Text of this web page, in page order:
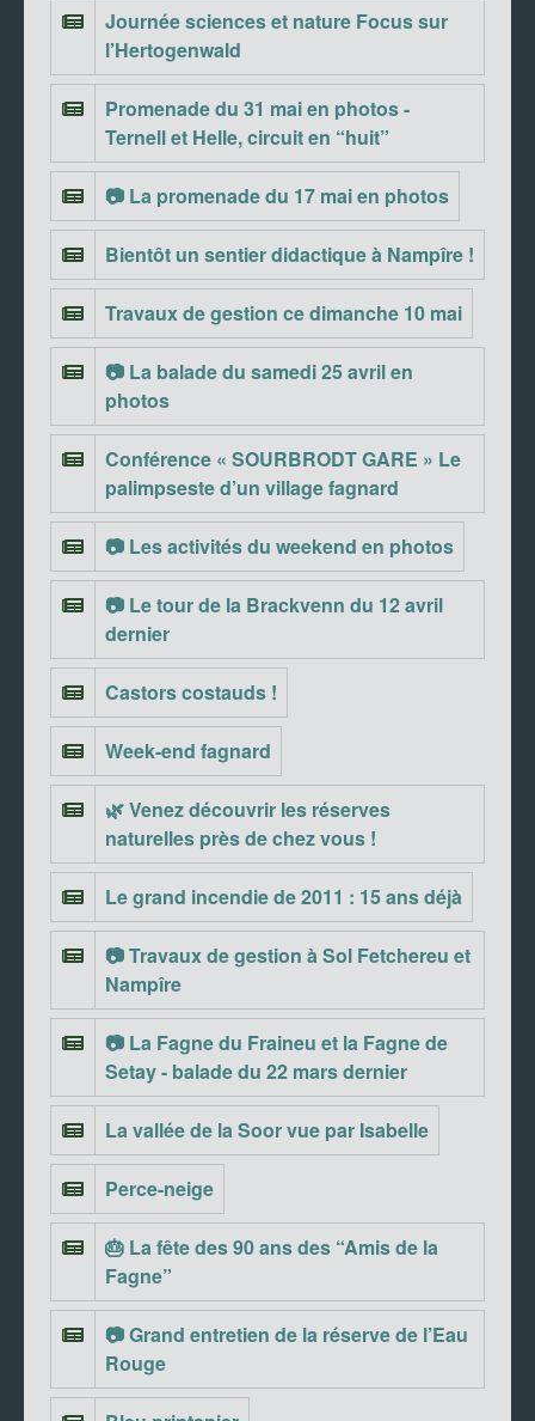
Journée sciences et nature Focus sur
l’Hertogenwald
Promenade du 31 mai en photos -
Ternell et Helle, circuit en “huit”
📷 La promenade du 17 mai en photos
Bientôt un sentier didactique à Nampîre !
Travaux de gestion ce dimanche 10 mai
📷 La balade du samedi 25 avril en
photos
Conférence « SOURBRODT GARE » Le
palimpseste d’un village fagnard
📷 Les activités du weekend en photos
📷 Le tour de la Brackvenn du 12 avril
dernier
Castors costauds !
Week-end fagnard
🌿 Venez découvrir les réserves
naturelles près de chez vous !
Le grand incendie de 2011 : 15 ans déjà
📷 Travaux de gestion à Sol Fetchereu et
Nampîre
📷 La Fagne du Fraineu et la Fagne de
Setay - balade du 22 mars dernier
La vallée de la Soor vue par Isabelle
Perce-neige
🎂 La fête des 90 ans des “Amis de la
Fagne”
📷 Grand entretien de la réserve de l’Eau
Rouge